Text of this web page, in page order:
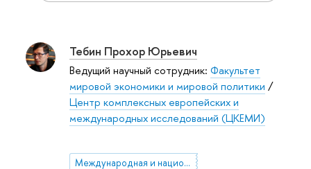
Тебин Прохор Юрьевич
Ведущий научный сотрудник: Факультет
мировой экономики и мировой политики /
Центр комплексных европейских и
международных исследований (ЦКЕМИ)
Международная и национальная безопасность